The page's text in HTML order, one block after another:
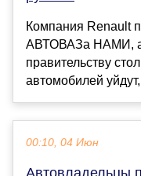
Компания Renault
АВТОВАЗа НАМИ, а
правительству
автомобилей
00:10, 04 Июн
Автовладельцы